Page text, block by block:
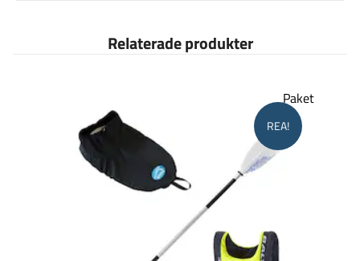
Relaterade produkter
REA!
Paket